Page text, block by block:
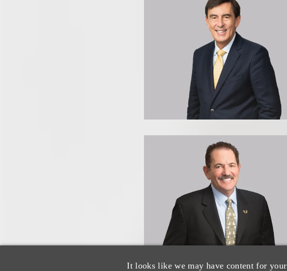
It looks like we may have content for